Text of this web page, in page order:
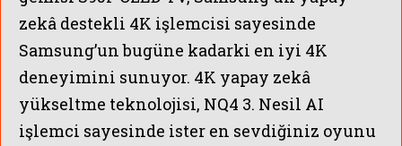
zekâ destekli 4K işlemcisi sayesinde
Samsung’un bugüne kadarki en iyi 4K
deneyimini sunuyor. 4K yapay zekâ
yükseltme teknolojisi, NQ4 3. Nesil AI
işlemci sayesinde ister en sevdiğiniz oyunu